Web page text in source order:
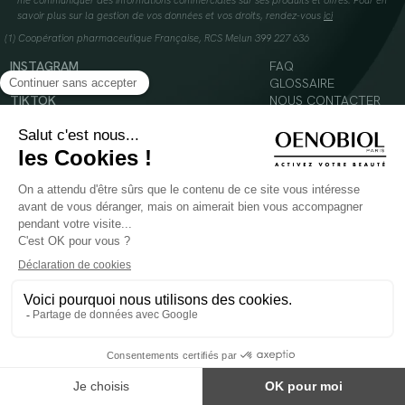
savoir plus sur la gestion de vos données et vos droits, rendez-vous ici
(1) Coopération pharmaceutique Française, RCS Melun 399 227 636
INSTAGRAM
FACEBOOK
TIKTOK
FAQ
GLOSSAIRE
NOUS CONTACTER
© 2024 Oenobiol Paris
Mentions légales
Conditions Générales d’Utilisation
Politique en matière de cookies
POUR VOTRE SANTÉ, MANGEZ AU MOINS CINQ FRUITS ET LÉGUMES PAR JOUR -
ne pas être utilisés comme substituts d'un régimes alimentaire varié et équilibré.
Réservé à l'adulte. Consulter attentivement l'étiquetage des produits avant l'utilisation.